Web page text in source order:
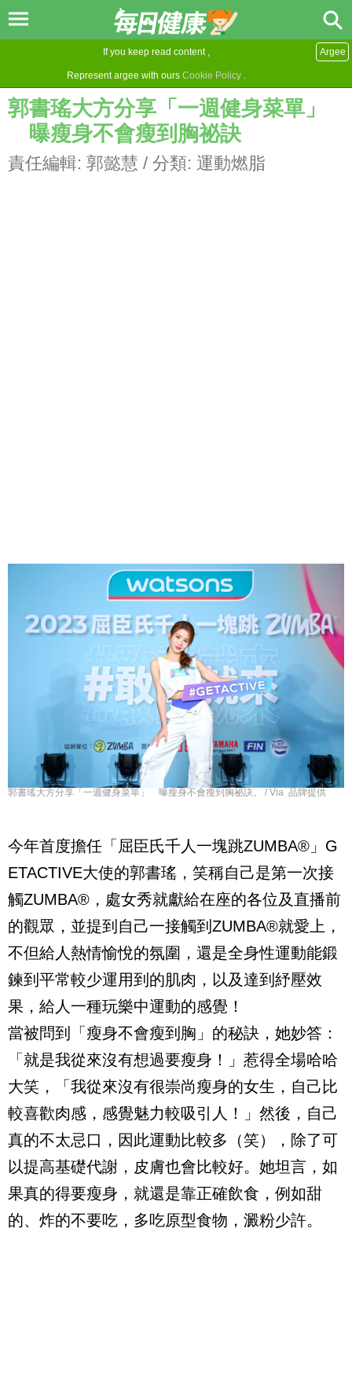
If you keep read content ,
Represent argee with ours Cookie Policy .
Argee
郭書瑤大方分享「一週健身菜單」
曝瘦身不會瘦到胸祕訣
責任編輯: 郭懿慧 / 分類: 運動燃脂
郭書瑤大方分享「一週健身菜單」 曝瘦身不會瘦到胸祕訣。 / Via 品牌提供
今年首度擔任「屈臣氏千人一塊跳ZUMBA® 」 G
ETACTIVE大使的郭書瑤，笑稱自己是第一次接
觸ZUMBA® ，處女秀就獻給在座的各位及直播前
的觀眾，並提到自己一接觸到 ZUMBA®就愛上，
不但給人熱情愉悅的氛圍，還是全身性運動能鍛
鍊到平常較少運用到的肌肉，以及達到紓壓效
果，給人一種玩樂中運動的感覺！
當被問到「瘦身不會瘦到胸」的秘訣，她妙答：
「就是我從來沒有想過要瘦身！」惹得全場哈哈
大笑，「我從來沒有很崇尚瘦身的女生，自己比
較喜歡肉感，感覺魅力較吸引人！」然後，自己
真的不太忌口，因此運動比較多（笑），除了可
以提高基礎代謝，皮膚也會比較好。她坦言，如
果真的得要瘦身，就還是靠正確飲食，例如甜
的、炸的不要吃，多吃原型食物，澱粉少許。